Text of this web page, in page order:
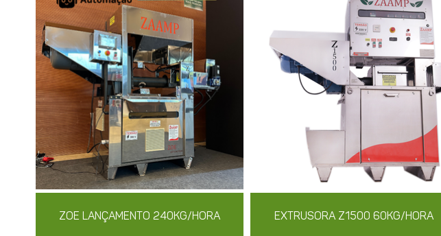
ZOE LANÇAMENTO 240KG/HORA EXTRUSORA Z1500 60KG/HORA